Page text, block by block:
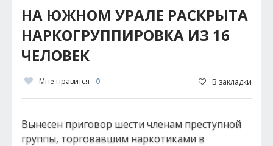
НА ЮЖНОМ УРАЛЕ РАСКРЫТА
НАРКОГРУППИРОВКА ИЗ 16
ЧЕЛОВЕК
Мне нравится 0 В закладки
Вынесен приговор шести членам преступной
группы, торговавшим наркотиками в